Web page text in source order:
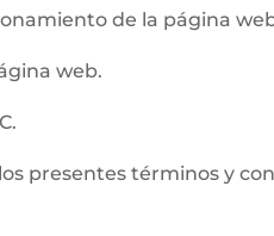
de la página
web.
presentes términos y